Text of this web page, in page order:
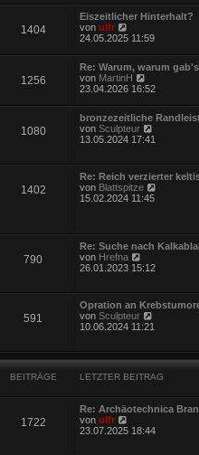
t
e
B
t
r
a
g
1404
Eiszeitlicher Hinterhalt?
vonulfr
e
e
s
t
e
B
e
i
a
g
24.05.2025 11:59
1256
Re: Warum, warum
von MartinH
e
e
s
t
e
B
e
i
t
23.04.2026 16:52
1080
bronzezeitliche
vonSculpteur
e
t
e
r
i
t
a
13.05.2024 17:41
1402
Re: Reich verzierter
von Blattspitze
t
e
i
t
15.02.2024 11:45
790
Re: Suche nach
von Hrefna
e
s
t
e
r
e
t
a
g
26.01.2023 15:12
591
Opration an
vonSculpteur
s
e
e
t
10.06.2024 11:21
BEITRÄGE LETZTER BEITRAG
1722
Re: Archäotechnica
vonulfr
e
23.07.2025 18:44